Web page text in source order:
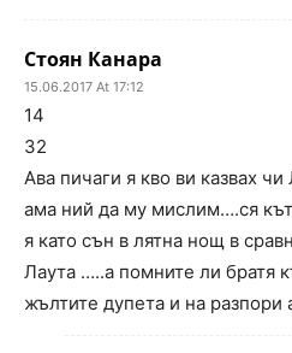
Стоян Канара
15.06.2017 At 17:12
14
32
Ава пичаги я кво ви казвах
ама ний да му мислим….ся
я като сън в лятна нощ в
Лаута …..а помните ли братя
жълтите дупета и на разпори